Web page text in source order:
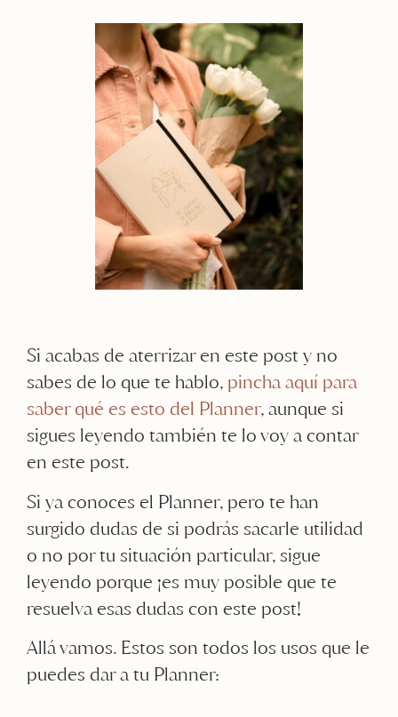
Si acabas de aterrizar en este post y no
sabes de lo que te hablo, pincha aquí para
saber qué es esto del Planner, aunque si
sigues leyendo también te lo voy a contar
en este post.
Si ya conoces el Planner, pero te han
surgido dudas de si podrás sacarle utilidad
o no por tu situación particular, sigue
leyendo porque ¡es muy posible que te
resuelva esas dudas con este post!
Allá vamos. Estos son todos los usos que le
puedes dar a tu Planner: